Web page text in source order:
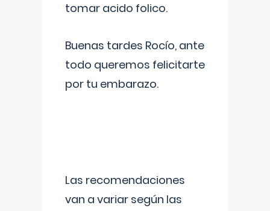
tomar acido folico.
Buenas tardes Rocío, ante
todo queremos felicitarte
por tu embarazo.
Las recomendaciones
van a variar según las